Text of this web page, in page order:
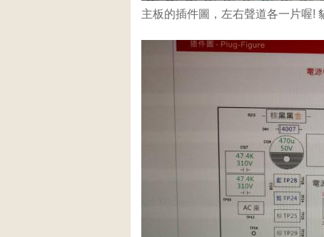
主板的插件圖，左右聲道各一片喔!